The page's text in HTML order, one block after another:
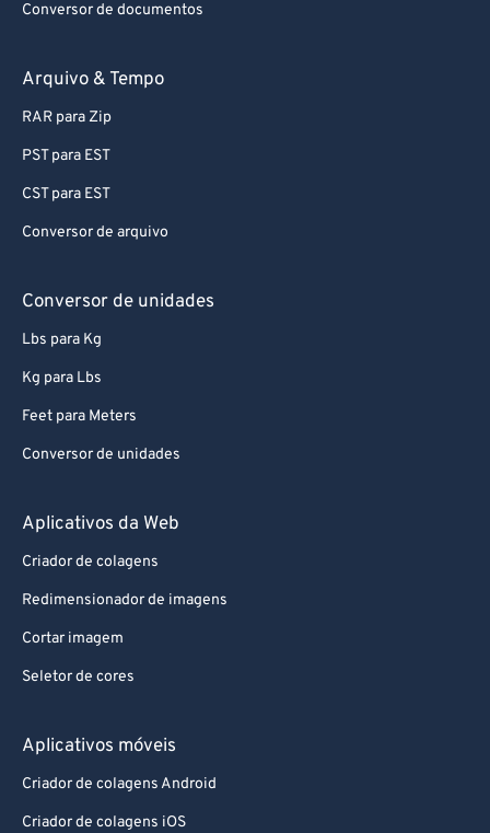
Conversor de documentos
Arquivo & Tempo
RAR para Zip
PST para EST
CST para EST
Conversor de arquivo
Conversor de unidades
Lbs para Kg
Kg para Lbs
Feet para Meters
Conversor de unidades
Aplicativos da Web
Criador de colagens
Redimensionador de imagens
Cortar imagem
Seletor de cores
Aplicativos móveis
Criador de colagens Android
Criador de colagens iOS